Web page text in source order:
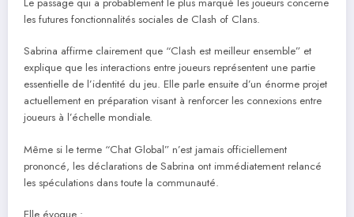
les futures fonctionnalités sociales de Clash of Clans.
Sabrina affirme clairement que “Clash est meilleur ensemble” et
explique que les interactions entre joueurs représentent une partie
essentielle de l’identité du jeu. Elle parle ensuite d’un énorme projet
actuellement en préparation visant à renforcer les connexions entre
joueurs à l’échelle mondiale.
Même si le terme “Chat Global” n’est jamais officiellement
prononcé, les déclarations de Sabrina ont immédiatement relancé
les spéculations dans toute la communauté.